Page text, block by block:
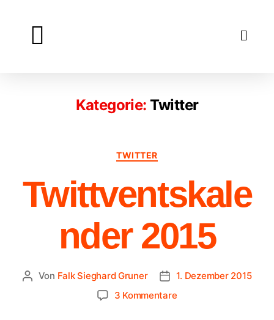
Kategorie: Twitter
TWITTER
Twittventskale
nder 2015
Von Falk Sieghard Gruner
1. Dezember 2015
3 Kommentare